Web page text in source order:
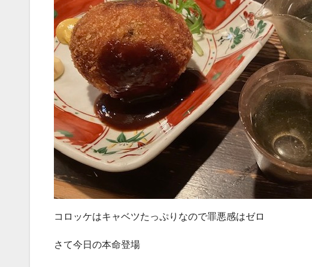
コロッケはキャベツたっぷりなので罪悪感はゼロ
さて今日の本命登場